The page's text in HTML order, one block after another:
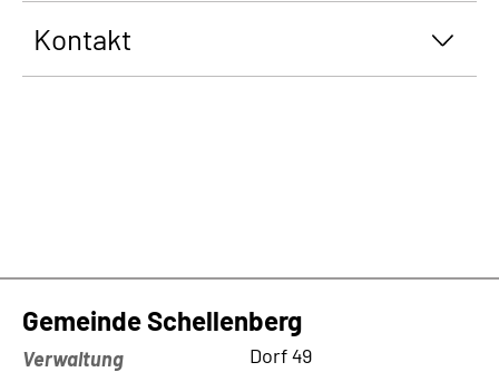
Kontakt
Gemeinde Schellenberg
Verwaltung
Dorf 49